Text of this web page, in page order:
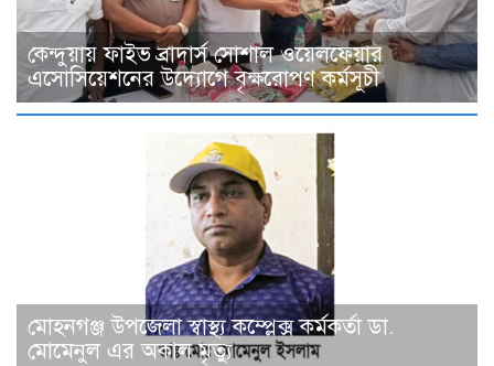
কেন্দুয়ায় ফাইভ ব্রাদার্স সোশাল ওয়েলফেয়ার
এসোসিয়েশনের উদ্যোগে বৃক্ষরোপণ কর্মসূচী
মোহনগঞ্জ উপজেলা স্বাস্থ্য কম্প্লেক্স কর্মকর্তা ডা.
মোমেনুল এর অকাল মৃত্যু